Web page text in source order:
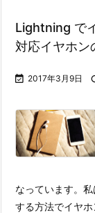
Lightning で
対応イヤホン
 2017年3月9日
なっています。 私
する方法でイヤ